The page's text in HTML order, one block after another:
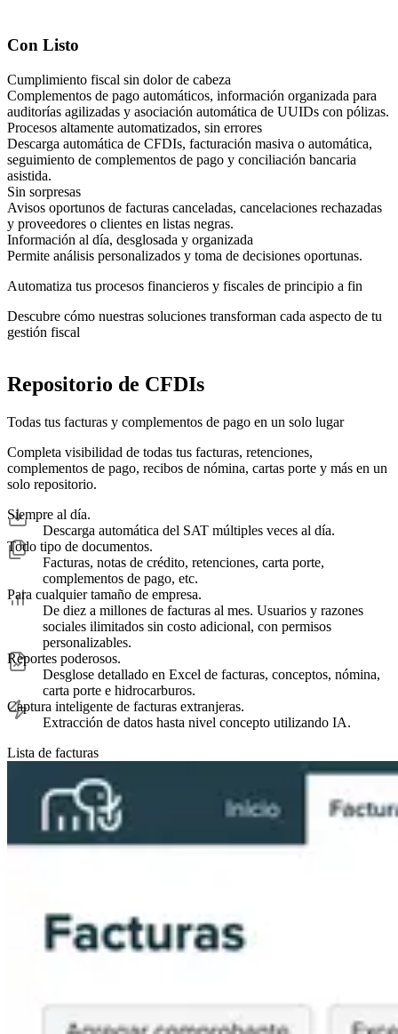
Con Listo
Cumplimiento fiscal sin dolor de cabeza
Complementos de pago automáticos, información organizada para
auditorías agilizadas y asociación automática de UUIDs con pólizas.
Procesos altamente automatizados, sin errores
Descarga automática de CFDIs, facturación masiva o automática,
seguimiento de complementos de pago y conciliación bancaria
asistida.
Sin sorpresas
Avisos oportunos de facturas canceladas, cancelaciones rechazadas
y proveedores o clientes en listas negras.
Información al día, desglosada y organizada
Permite análisis personalizados y toma de decisiones oportunas.
Automatiza tus procesos financieros y fiscales de principio a fin
Descubre cómo nuestras soluciones transforman cada aspecto de tu
gestión fiscal
Repositorio de CFDIs
Todas tus facturas y complementos de pago en un solo lugar
Completa visibilidad de todas tus facturas, retenciones,
complementos de pago, recibos de nómina, cartas porte y más en un
solo repositorio.
Siempre al día.
Descarga automática del SAT múltiples veces al día.
Todo tipo de documentos.
Facturas, notas de crédito, retenciones, carta porte,
complementos de pago, etc.
Para cualquier tamaño de empresa.
De diez a millones de facturas al mes. Usuarios y razones
sociales ilimitados sin costo adicional, con permisos
personalizables.
Reportes poderosos.
Desglose detallado en Excel de facturas, conceptos, nómina,
carta porte e hidrocarburos.
Captura inteligente de facturas extranjeras.
Extracción de datos hasta nivel concepto utilizando IA.
Lista de facturas